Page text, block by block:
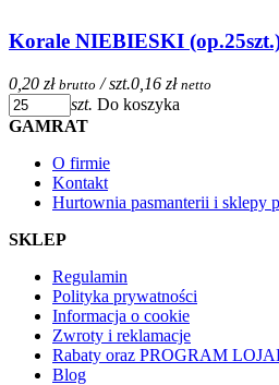
Korale NIEBIESKI
0,20 zł brutto / szt.0,16 zł netto
szt. Do koszyka
GAMRAT
O firmie
Kontakt
Hurtownia pasmanterii i sklepy
SKLEP
Regulamin
Polityka prywatności
Informacja o cookie
Zwroty i reklamacje
Rabaty oraz PROGRAM
Blog